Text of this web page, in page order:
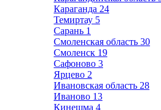
Караганда 24
Темиртау 5
Сарань 1
Смоленская область 30
Смоленск 19
Сафоново 3
Ярцево 2
Ивановская область 28
Иваново 13
Кинешма 4